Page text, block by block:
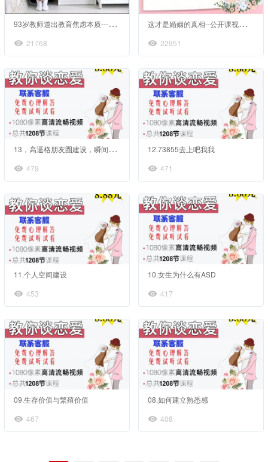
9
3岁教师道出教育焦虑本质---小视频分享
21768
这
才是婚姻的真相--公开课视频网课婚姻情感家庭心理咨询
22951
1
3，高逼格朋友圈建设，瞬间蜕变宅男女神
479
12.73855去上吧我我
471
11.个人空间建设
453
10.女生为什么有ASD
417
09.生存价值与繁殖价值
467
08.如何建立熟悉感
408